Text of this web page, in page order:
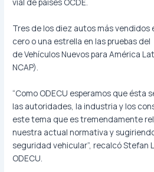
vial de países OCDE.
Tres de los diez autos más vendidos
cero o una estrella en las pruebas
de Vehículos Nuevos para América
NCAP).
“Como ODECU esperamos que ésta
las autoridades, la industria y los
este tema que es tremendamente
nuestra actual normativa y
seguridad vehicular”, recalcó Stefan
ODECU.